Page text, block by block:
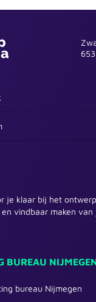
je klaar bij het
vindbaar maken
BUREAU
bureau Nijmegen